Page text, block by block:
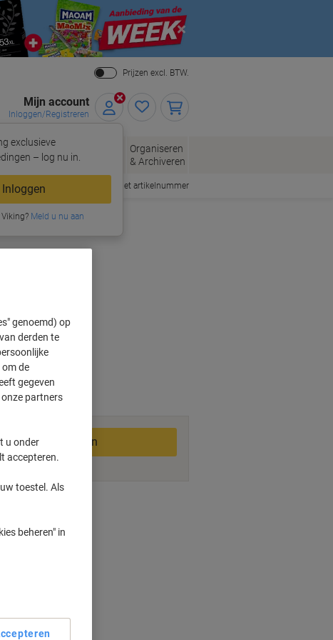
Close
Prijzen excl. BTW.
Mijn account
Inloggen/Registreren
exclusieve
– log nu in.
Inloggen
Meld u nu aan
Kantoorartikelen
Organiseren
& Archiveren
Snel bestellen met artikelnummer
3-5 werkdagen
In winkelwagen
genoemd) op
derden te
de
gegeven
partners
u onder
accepteren.
toestel. Als
beheren" in